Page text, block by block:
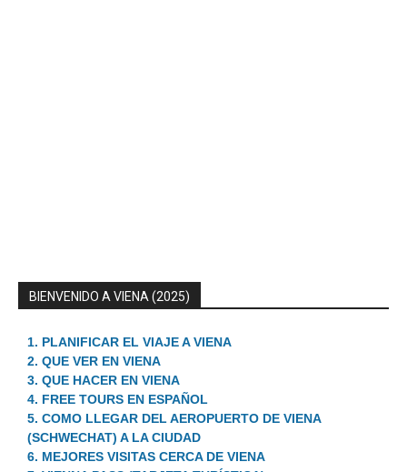
BIENVENIDO A VIENA (2025)
1. PLANIFICAR EL VIAJE A VIENA
2. QUE VER EN VIENA
3. QUE HACER EN VIENA
4. FREE TOURS EN ESPAÑOL
5. COMO LLEGAR DEL AEROPUERTO DE VIENA
(SCHWECHAT) A LA CIUDAD
6. MEJORES VISITAS CERCA DE VIENA